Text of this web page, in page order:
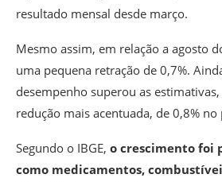
resultado mensal desde março.
Mesmo assim, em relação a agosto
uma pequena retração de 0,7%.
desempenho superou as
redução mais acentuada, de 0,8% no
Segundo o IBGE, o crescimento foi
como medicamentos,